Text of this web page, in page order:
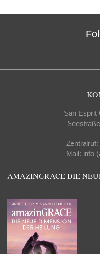
San Esprit
Mail: info
AMAZINGRACE DIE